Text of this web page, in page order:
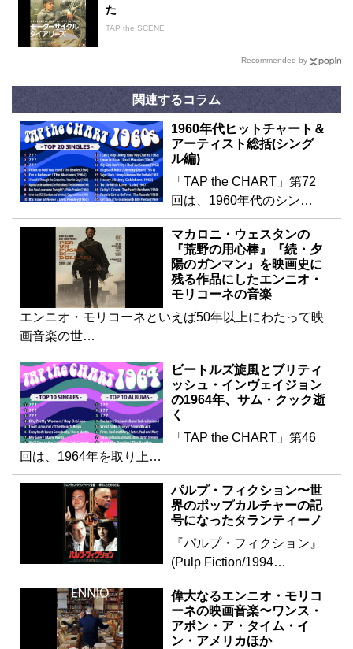
た
TAP the SCENE
Recommended by
関連するコラム
1960年代ヒットチャート＆
アーティスト総括(シング
ル編)
「TAP the CHART」第72
回は、1960年代のシン…
マカロニ・ウェスタンの
『荒野の用心棒』『続・夕
陽のガンマン』を映画史に
残る作品にしたエンニオ・
モリコーネの音楽
エンニオ・モリコーネといえば50年以上にわたって映
画音楽の世…
ビートルズ旋風とブリティ
ッシュ・インヴェイジョン
の1964年、サム・クック逝
く
「TAP the CHART」第46
回は、1964年を取り上…
パルプ・フィクション〜世
界のポップカルチャーの記
号になったタランティーノ
『パルプ・フィクション』
(Pulp Fiction/1994…
偉大なるエンニオ・モリコ
ーネの映画音楽〜ワンス・
アポン・ア・タイム・イ
ン・アメリカほか